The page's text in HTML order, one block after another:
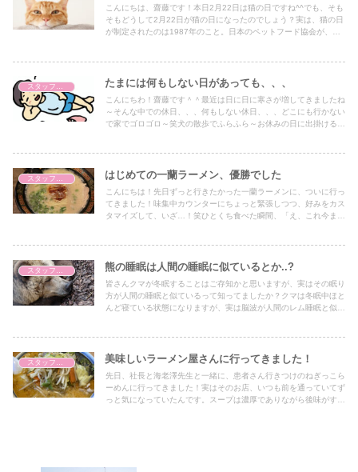
ろには、気持ちまで少しあたたかくなって気がします。
こんにちは、齋藤です！本日2月22日は猫の日ですね^^でも、そも
そもどうして2月22日が猫の日になったのでしょう？実は、猫の日
が制定されたのは1987年のこと。日本のペットフード協会が、
日を「にゃんにゃんにゃん」と読むことができるため、猫の日にぴ
ったりだというわけです。猫の日は、猫への感謝の気持ちを再確認
する日。猫を飼っている人も、猫が好きな人も、この日をきっかけ
に猫に対する愛を深めることができる、素敵な日なんです。猫の日
がきっかけで、猫ともっと仲良くなれるかもしれませんね！
スタッフブログ たまには何もしない日があっても、、、
こんにちわ！齋藤です＾＾最近は日に日に寒さが増してきましたね
～そんな中での休日、、、何もしない休日、、、どこにも行かない
で家でゴロゴロ～笑犬の散歩でふらふら～お休みの日に出掛けるの
スタッフブログ はじめての一蘭ラーメン、優勝でした
こんにちは！先日ずっと行きたかった一蘭ラーメンに、ついに行っ
てきました！味集中カウンターにちょっと緊張しつつ、好みをカス
タマイズして、いざ…！笑ひとくち食べた瞬間、「え、これ今まで
感もクセになって、これはまたすぐ食べたくなるやつでした！！
スタッフブログ 熊の睡眠は人間の睡眠に似ているとか..?
皆さんクマが冬眠することはご存知かと思いますが、実はその眠り
方が人間の睡眠と似ているって知ってましたか？クマは冬眠中ほと
んど寝ている状態になりますが、実は脳波が人間のレム睡眠と似て
ず、体が完全に凍るわけではありません。これも寝ている間に少し
体温が下がる人間の深い睡眠と似てる点です。ただし、クマの冬眠
は数ヶ月の長期間にわたって体を休ませるため、代謝がかなり落ち
るんです！人間の睡眠とは違って、エネルギーをほとんど使わない
状態になります。クマの冬眠と人間の眠り、一見全然違うようで、
スタッフブログ 美味しいラーメン屋さんに行ってきました！
先日、社長と海老澤先生と一緒に、患者さん行きつけのねぎっこら
ーめんに行ってきました！実はそのお店、いつも前を通っていてず
っと気になっていたんです。スープは濃厚でありながら後味がすっ